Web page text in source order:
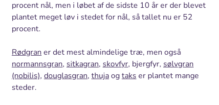
procent nål, men i løbet af de sidste 10 år er der blevet
plantet meget løv i stedet for nål, så tallet nu er 52
procent.
Rødgran er det mest almindelige træ, men også
normannsgran, sitkagran, skovfyr, bjergfyr, sølvgran
(nobilis), douglasgran, thujaogtaks er plantet mange
steder.